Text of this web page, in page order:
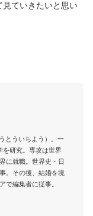
ていきたいと思い
とういちよう）。一
を研究。専攻は世界
に就職。世界史・日
。その後、結婚を境
で編集者に従事。